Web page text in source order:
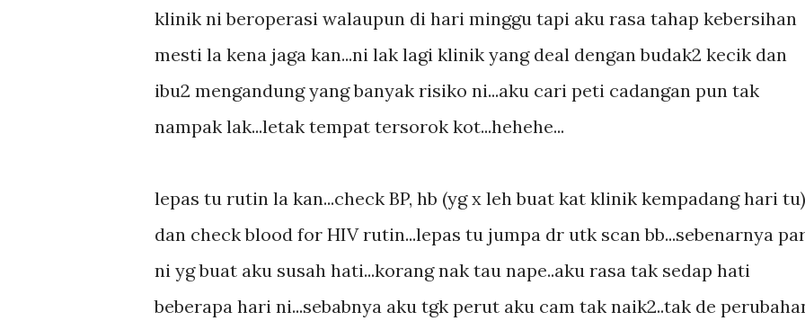
klinik ni beroperasi walaupun di hari minggu tapi aku rasa tahap kebersihan
mesti la kena jaga kan...ni lak lagi klinik yang deal dengan budak2 kecik dan
ibu2 mengandung yang banyak risiko ni...aku cari peti cadangan pun tak
nampak lak...letak tempat tersorok kot...hehehe...
lepas tu rutin la kan...check BP, hb (yg x leh buat kat klinik kempadang hari tu)
dan check blood for HIV rutin...lepas tu jumpa dr utk scan bb...sebenarnya
ni yg buat aku susah hati...korang nak tau nape..aku rasa tak sedap hati
beberapa hari ni...sebabnya aku tgk perut aku cam tak naik2..tak de